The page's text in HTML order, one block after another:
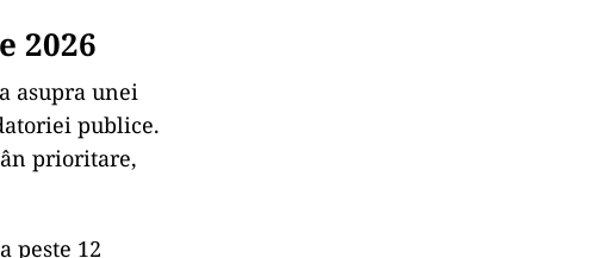
2026
asupra unei
publice.
ân prioritare,
peste 12